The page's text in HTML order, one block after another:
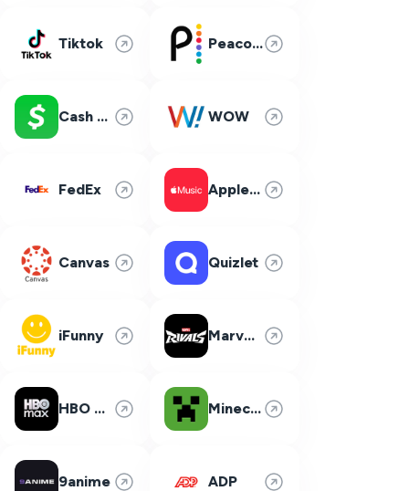
Tiktok Peacock
Cash App WOW
FedEx Apple Music
Canvas Quizlet
iFunny Marvel Rivals
HBO Max Minecraft
9anime ADP